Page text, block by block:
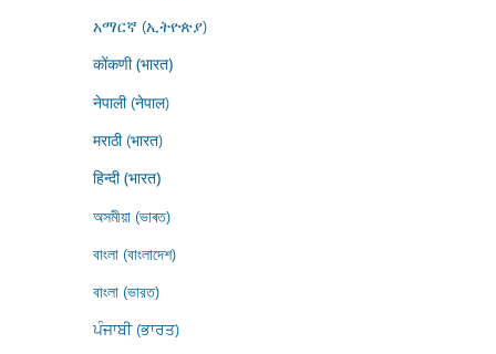
አማርኛ (ኢትዮጵያ)
कोंकणी (भारत)
नेपाली (नेपाल)
मराठी (भारत)
हिन्दी (भारत)
অসমীয়া (ভাৰত)
বাংলা (বাংলাদেশ)
বাংলা (ভারত)
ਪੰਜਾਬੀ (ਭਾਰਤ)